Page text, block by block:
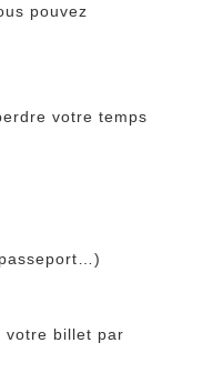
pouvez
votre temps
votre billet par